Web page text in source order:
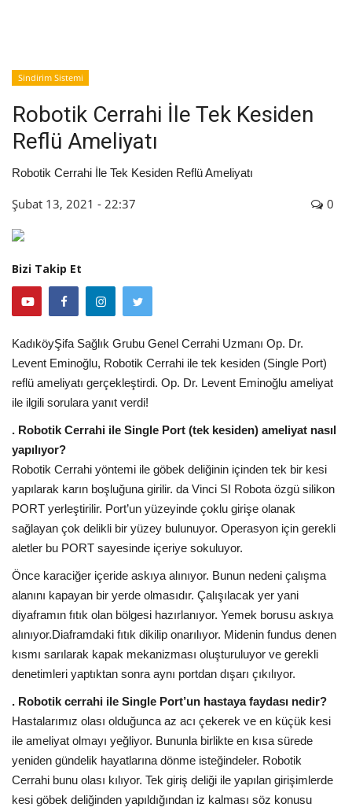
Tanı-Tedavi
Sindirim Sistemi
Robotik Cerrahi İle Tek Kesiden
Reflü Ameliyatı
Robotik Cerrahi İle Tek Kesiden Reflü Ameliyatı
Şubat 13, 2021 - 22:37 0
Bizi Takip Et
KadıköyŞifa Sağlık Grubu Genel Cerrahi Uzmanı Op. Dr.
Levent Eminoğlu, Robotik Cerrahi ile tek kesiden (Single Port)
reflü ameliyatı gerçekleştirdi. Op. Dr. Levent Eminoğlu ameliyat
ile ilgili sorulara yanıt verdi!
. Robotik Cerrahi ile Single Port (tek kesiden) ameliyat nasıl
yapılıyor?
Robotik Cerrahi yöntemi ile göbek deliğinin içinden tek bir kesi
yapılarak karın boşluğuna girilir. da Vinci SI Robota özgü silikon
PORT yerleştirilir. Port’un yüzeyinde çoklu girişe olanak
sağlayan çok delikli bir yüzey bulunuyor. Operasyon için gerekli
aletler bu PORT sayesinde içeriye sokuluyor.
Önce karaciğer içeride askıya alınıyor. Bunun nedeni çalışma
alanını kapayan bir yerde olmasıdır. Çalışılacak yer yani
diyaframın fıtık olan bölgesi hazırlanıyor. Yemek borusu askıya
alınıyor.Diaframdaki fıtık dikilip onarılıyor. Midenin fundus denen
kısmı sarılarak kapak mekanizması oluşturuluyor ve gerekli
denetimleri yaptıktan sonra aynı portdan dışarı çıkılıyor.
. Robotik cerrahi ile Single Port’un hastaya faydası nedir?
Hastalarımız olası olduğunca az acı çekerek ve en küçük kesi
ile ameliyat olmayı yeğliyor. Bununla birlikte en kısa sürede
yeniden gündelik hayatlarına dönme isteğindeler. Robotik
Cerrahi bunu olası kılıyor. Tek giriş deliği ile yapılan girişimlerde
kesi göbek deliğinden yapıldığından iz kalması söz konusu